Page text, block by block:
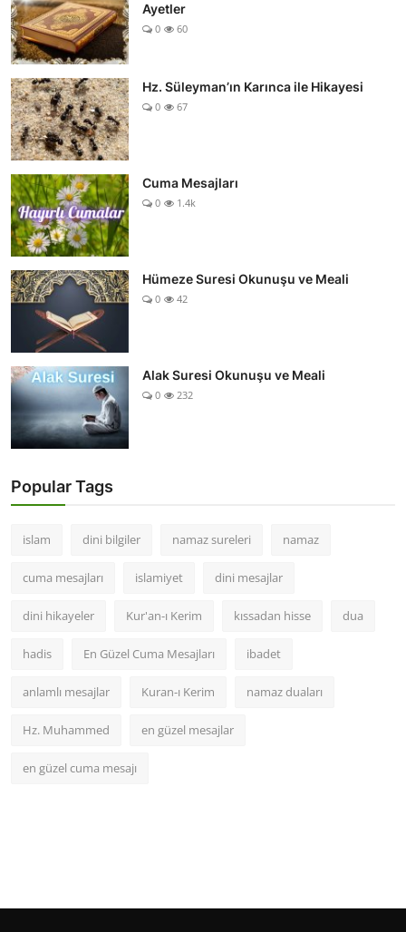
Ayetler
0 60
Hz. Süleyman’ın Karınca ile Hikayesi
0 67
Cuma Mesajları
0 1.4k
Hümeze Suresi Okunuşu ve Meali
0 42
Alak Suresi Okunuşu ve Meali
0 232
Popular Tags
islam dini bilgiler namaz sureleri namaz
cuma mesajları islamiyet dini mesajlar
dini hikayeler Kur'an-ı Kerim kıssadan hisse dua
hadis En Güzel Cuma Mesajları ibadet
anlamlı mesajlar Kuran-ı Kerim namaz duaları
Hz. Muhammed en güzel mesajlar
en güzel cuma mesajı